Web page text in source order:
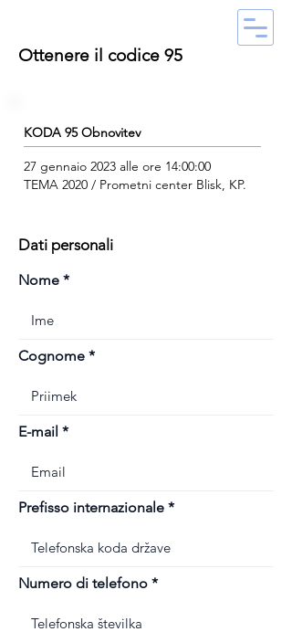
KODA 95 Obnovitev
27 gennaio 2023 alle ore 14:00:00
TEMA 2020 / Prometni center Blisk, KP.
Ottenere il codice 95
Dati personali
Nome
Cognome
E-mail
Prefisso internazionale
Numero di telefono